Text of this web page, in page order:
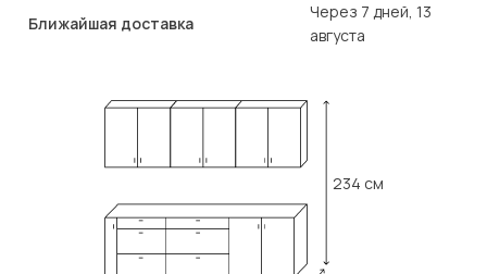
Ближайшая доставка
Через 7 дней, 13
августа
234 см